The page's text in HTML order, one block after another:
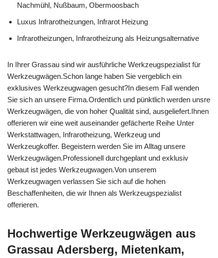
Nachmühl, Nußbaum, Obermoosbach
Luxus Infrarotheizungen, Infrarot Heizung
Infrarotheizungen, Infrarotheizung als Heizungsalternative
In Ihrer Grassau sind wir ausführliche Werkzeugspezialist für
Werkzeugwägen.Schon lange haben Sie vergeblich ein
exklusives Werkzeugwagen gesucht?In diesem Fall wenden
Sie sich an unsere Firma.Ordentlich und pünktlich werden unsre
Werkzeugwägen, die von hoher Qualität sind, ausgeliefert.Ihnen
offerieren wir eine weit auseinander gefächerte Reihe Unter
Werkstattwagen, Infrarotheizung, Werkzeug und
Werkzeugkoffer. Begeistern werden Sie im Alltag unsere
Werkzeugwägen.Professionell durchgeplant und exklusiv
gebaut ist jedes Werkzeugwagen.Von unserem
Werkzeugwagen verlassen Sie sich auf die hohen
Beschaffenheiten, die wir Ihnen als Werkzeugspezialist
offerieren.
Hochwertige Werkzeugwägen aus
Grassau Adersberg, Mietenkam,